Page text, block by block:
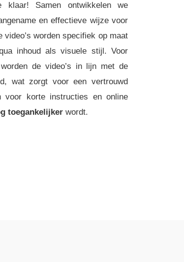
Samen ontwikkelen we
en effectieve wijze voor
worden specifiek op maat
inhoud als visuele stijl. Voor
de video’s in lijn met de
wat zorgt voor een vertrouwd
voor korte instructies en online
toegankelijker wordt.